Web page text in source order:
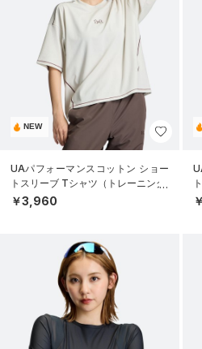
NEW
UAパフォーマンスコットン ショー
トスリーブ Tシャツ（トレーニング/
WOMEN）
￥3,960